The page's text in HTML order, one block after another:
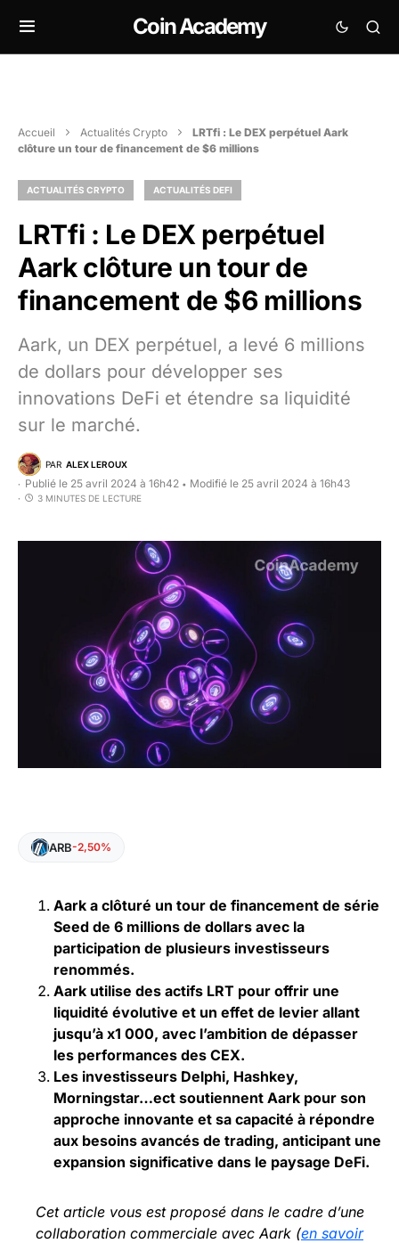
Coin Academy
Accueil Actualités Crypto
LRTfi : Le DEX perpétuel Aark
clôture un tour de financement de $6 millions
ACTUALITÉS CRYPTO ACTUALITÉS DEFI
LRTfi : Le DEX perpétuel
Aark clôture un tour de
financement de $6 millions
Aark, un DEX perpétuel, a levé 6 millions
de dollars pour développer ses
innovations DeFi et étendre sa liquidité
sur le marché.
PAR ALEX LEROUX
Publié le 25 avril 2024 à 16h42 • Modifié le 25 avril 2024 à 16h43
3 MINUTES DE LECTURE
ARB-2,50%
Aark a clôturé un tour de financement de série
Seed de 6 millions de dollars avec la
participation de plusieurs investisseurs
renommés.
Aark utilise des actifs LRT pour offrir une
liquidité évolutive et un effet de levier allant
jusqu’à x1 000, avec l’ambition de dépasser
les performances des CEX.
Les investisseurs Delphi, Hashkey,
Morningstar…ect soutiennent Aark pour son
approche innovante et sa capacité à répondre
aux besoins avancés de trading, anticipant une
expansion significative dans le paysage DeFi.
Cet article vous est proposé dans le cadre d’une
collaboration commerciale avec Aark (en savoir